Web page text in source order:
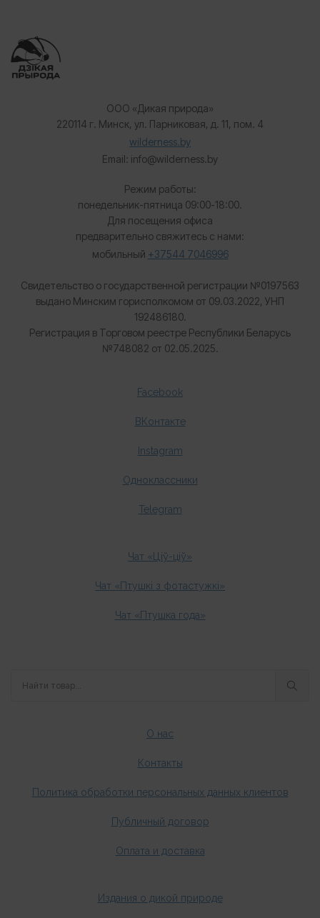
ООО «Дикая природа»
220114 г. Минск, ул. Парниковая, д. 11, пом. 4
wilderness.by
Email: info@wilderness.by
Режим работы:
понедельник-пятница 09:00-18:00.
Для посещения офиса
предварительно свяжитесь с нами:
мобильный +37544 7046996
Свидетельство о государственной регистрации №0197563
выдано Минским горисполкомом от 09.03.2022, УНП
192486180.
Регистрация в Торговом реестре Республики Беларусь
№748082 от 02.05.2025.
Facebook
ВКонтакте
Instagram
Одноклассники
Telegram
Чат «Ціў-ціў»
Чат «Птушкі з фотастужкі»
Чат «Птушка года»
О нас
Контакты
Политика обработки персональных данных клиентов
Публичный договор
Оплата и доставка
Издания о дикой природе